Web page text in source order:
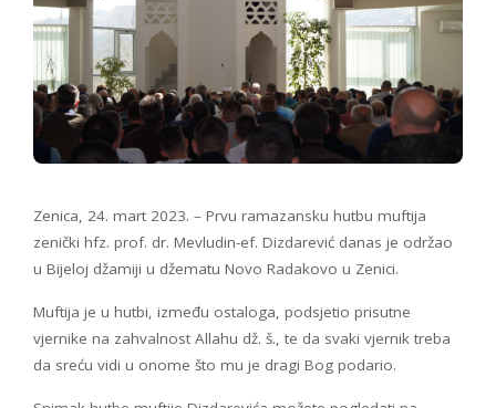
Zenica, 24. mart 2023. – Prvu ramazansku hutbu muftija
zenički hfz. prof. dr. Mevludin-ef. Dizdarević danas je održao
u Bijeloj džamiji u džematu Novo Radakovo u Zenici.
Muftija je u hutbi, između ostaloga, podsjetio prisutne
vjernike na zahvalnost Allahu dž. š., te da svaki vjernik treba
da sreću vidi u onome što mu je dragi Bog podario.